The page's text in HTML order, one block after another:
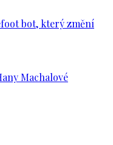
bot, který změní
Machalové